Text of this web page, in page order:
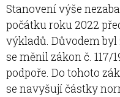
Stanovení výše
počátku roku 2022
výkladů. Důvodem byl
se měnil zákon č. 117/
podpoře. Do tohoto
se navyšují částky